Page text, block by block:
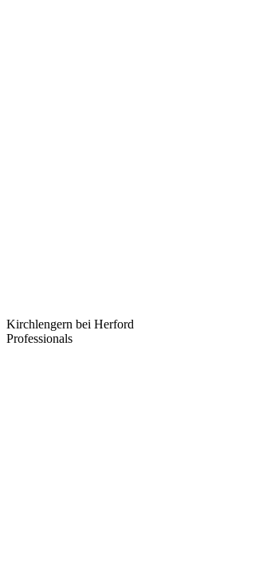
Kirchlengern bei Herford
Professionals